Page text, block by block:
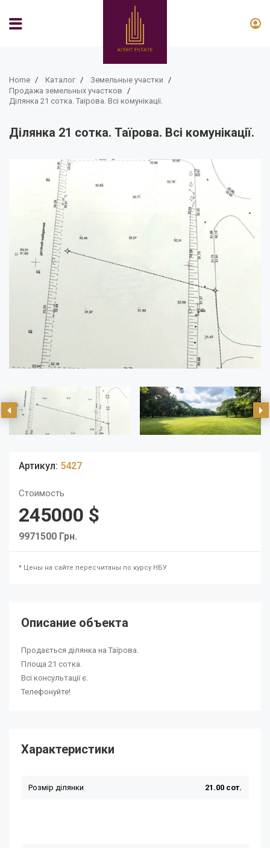
Home / Каталог / Земельные участки /
Продажа земельных участков /
Ділянка 21 сотка. Таїрова. Всі комунікації.
Ділянка 21 сотка. Таїрова. Всі комунікації.
Артикул: 5427
Стоимость
245000 $
9971500 Грн.
* Цены на сайте пересчитаны по курсу НБУ
Описание объекта
Продається ділянка на Таїрова.
Площа 21 сотка.
Всі консультації є.
Телефонуйте!
Характеристики